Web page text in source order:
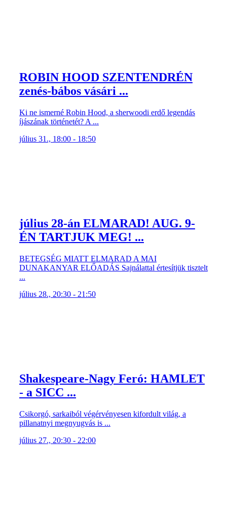
ROBIN HOOD SZENTENDRÉN
zenés-bábos vásári ...
Ki ne ismerné Robin Hood, a sherwoodi erdő legendás
íjászának történetét? A ...
július 31., 18:00 - 18:50
július 28-án ELMARAD! AUG. 9-
ÉN TARTJUK MEG! ...
BETEGSÉG MIATT ELMARAD A MAI
DUNAKANYAR ELŐADÁS Sajnálattal értesítjük tisztelt
...
július 28., 20:30 - 21:50
Shakespeare-Nagy Feró: HAMLET
- a SICC ...
Csikorgó, sarkaiból végérvényesen kifordult világ, a
pillanatnyi megnyugvás is ...
július 27., 20:30 - 22:00